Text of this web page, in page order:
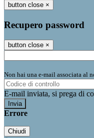
button close ×
Recupero password
button close ×
Non hai una e-mail associata al
E-mail inviata, si prega di
Errore
Chiudi